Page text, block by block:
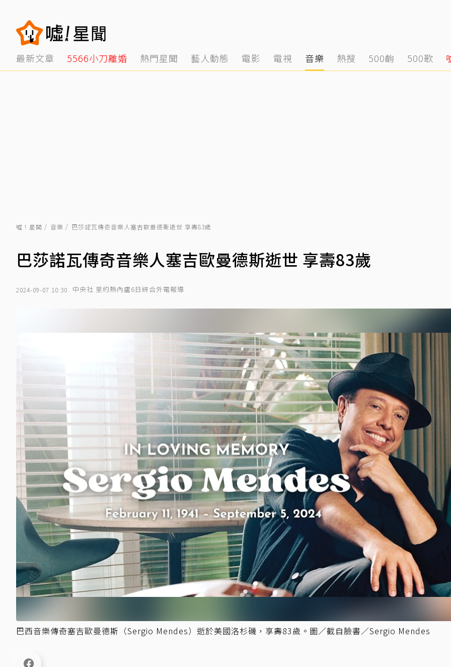
最新文章 5566小刀離婚 熱門星聞 藝人動態 電影 電視 音樂 熱搜 500齣 500歌
噓！星聞 音樂 巴莎諾瓦傳奇音樂人塞吉歐曼德斯逝世 享壽83歲
巴莎諾瓦傳奇音樂人塞吉歐曼德斯逝世 享壽83歲
2024-09-07 10:30 中央社 里約熱內盧6日綜合外電報導
巴西音樂傳奇塞吉歐曼德斯（Sergio Mendes）逝於美國洛杉磯，享壽83歲。圖／截自臉書／Sergio Mendes